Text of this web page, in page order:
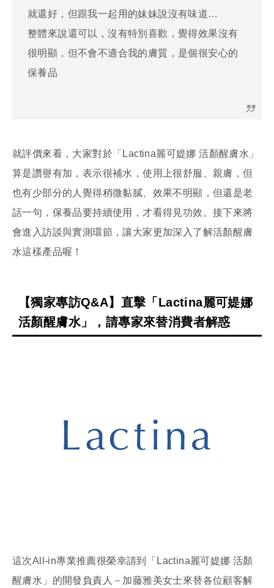
就還好，但跟我一起用的妹妹說沒有味道…
整體來說還可以，沒有特別喜歡，覺得效果沒有
很明顯，但不會不適合我的膚質，是個很安心的
保養品
就評價來看，大家對於「Lactina麗可媞娜 活顏醒膚水」
算是讚譽有加，表示很補水，使用上很舒服、親膚，但
也有少部分的人覺得稍微黏膩、效果不明顯，但還是老
話一句，保養品要持續使用，才看得見功效。接下來將
會進入訪談與實測環節，讓大家更加深入了解活顏醒膚
水這樣產品喔！
【獨家專訪Q&A】直擊「Lactina麗可媞娜
活顏醒膚水」，請專家來替消費者解惑
這次All-in專業推薦很榮幸請到「Lactina麗可媞娜 活顏
醒膚水」的開發負責人－加藤雅美女士來替各位顧客解